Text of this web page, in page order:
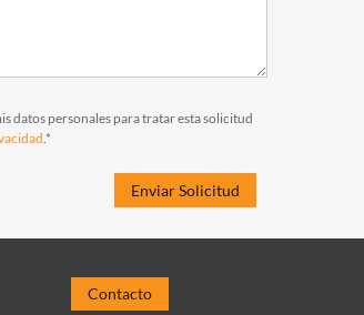
datos personales para tratar esta solicitud
.*
Contacto